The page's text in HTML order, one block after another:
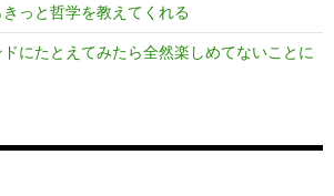
っと哲学を教えてくれる
にたとえてみたら全然楽しめてないことに